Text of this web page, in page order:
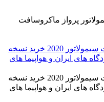
پرواز ماکروسافت